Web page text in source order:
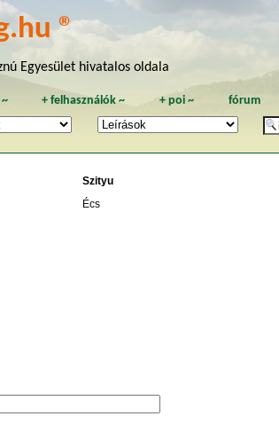
®
Egyesület hivatalos oldala
+felhasználók ~ + poi~ fórum
Szityu
Écs